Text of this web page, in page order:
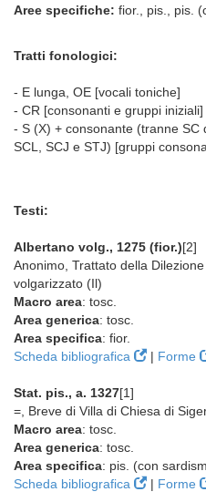
Aree specifiche: fior., pis., pis.
Tratti fonologici:
- E lunga, OE [vocali toniche]
- CR [consonanti e gruppi iniziali]
- S (X) + consonante (tranne SC
SCL, SCJ e STJ) [gruppi
Testi:
Albertano volg., 1275 (fior.)[2]
Anonimo, Trattato della
volgarizzato (Il)
Macro area: tosc.
Area generica: tosc.
Area specifica: fior.
Scheda bibliografica
| Forme
Stat. pis., a. 1327[1]
=, Breve di Villa di Chiesa di
Macro area: tosc.
Area generica: tosc.
Area specifica: pis. (con
Scheda bibliografica
| Forme